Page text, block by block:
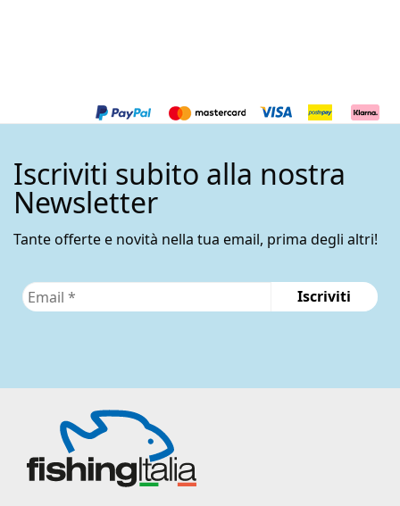
Iscriviti subito alla nostra
Newsletter
Tante offerte e novità nella tua email, prima degli altri!